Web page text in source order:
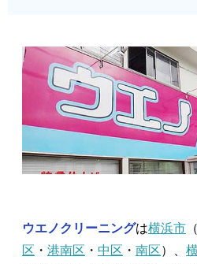
ウエノクリーニングは横浜市 （
区 ・ 港南区 ・ 中区 ・ 南区）、